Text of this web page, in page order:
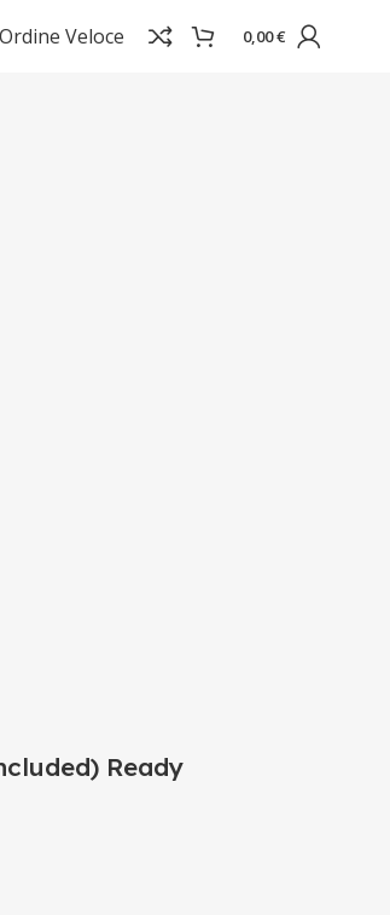
Ordine Veloce 0,00€
Ready